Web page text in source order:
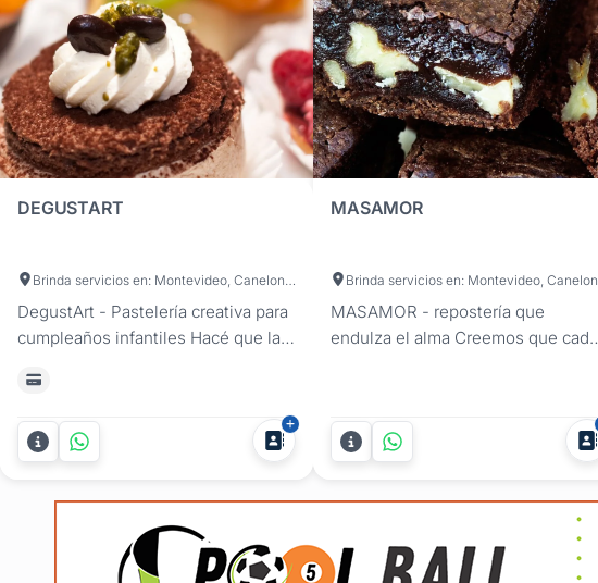
DEGUSTART
Brinda servicios en: Montevideo, Canelones, San José
DegustArt - Pastelería creativa para
cumpleaños infantiles Hacé que la
una torta temática diseñada a
medida. En nuestro servicio de
repostería para cumpleaños
infantiles, creamos opciones
colores vibrantes y detalles...
MASAMOR
MASAMOR - repostería que
endulza el alma Creemos que cada
repostería. Creamos deliciosas
obras de arte que no solo deleitan
el paladar, sino que también
dulces Desde clásicos uruguayos
hasta creaciones...